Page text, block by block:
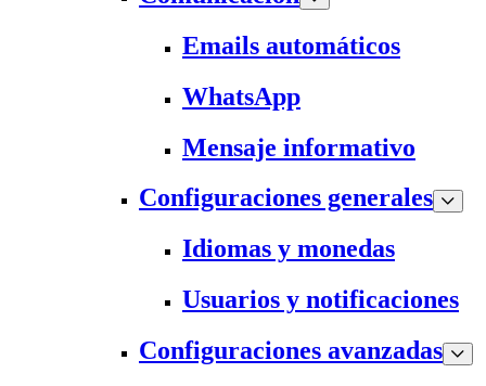
Emails automáticos
WhatsApp
Mensaje informativo
Configuraciones generales
Idiomas y monedas
Usuarios y notificaciones
Configuraciones avanzadas